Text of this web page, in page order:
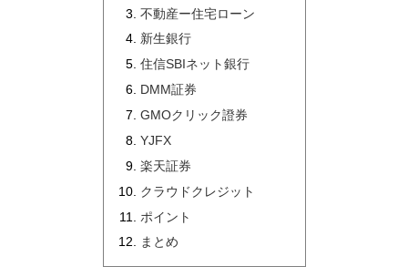
不動産ー住宅ローン
新生銀行
住信SBIネット銀行
DMM証券
GMOクリック證券
YJFX
楽天証券
クラウドクレジット
ポイント
まとめ